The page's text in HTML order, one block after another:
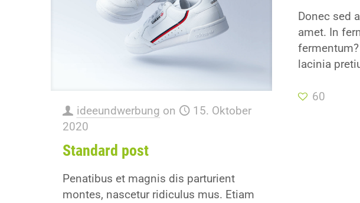
ideeundwerbung on
15. Oktober
2020
Standard post
Penatibus et magnis dis parturient
montes, nascetur ridiculus mus. Etiam
Donec sed
amet. In
lacinia
60